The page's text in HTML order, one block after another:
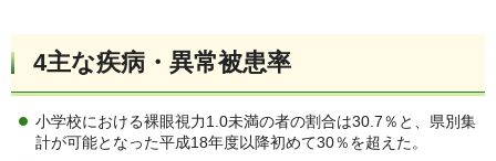
4主な疾病・異常被患率
小学校における裸眼視力1.0未満の者の割合は30.7％と、県別集
計が可能となった平成18年度以降初めて30％を超えた。